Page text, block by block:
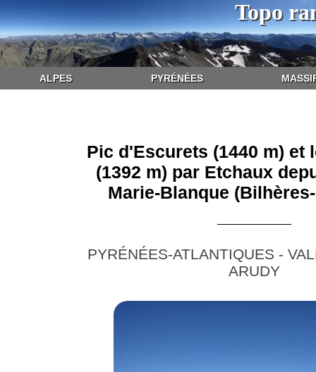
Topo
ALPES PYRÉNÉES
Pic d'Escurets (1440 m) et
(1392 m) par Etchaux
Marie-Blanque
PYRÉNÉES-ATLANTIQUES -
ARUDY